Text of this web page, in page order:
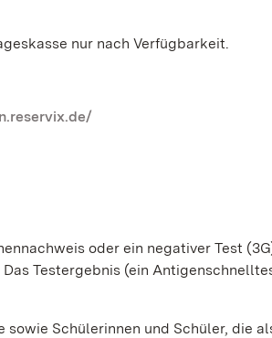
nur nach Verfügbarkeit.
oder ein negativer Test
Testergebnis (ein
Schülerinnen und Schüler, die